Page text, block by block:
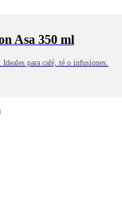
Asa 350 ml
para café, té o infusiones.